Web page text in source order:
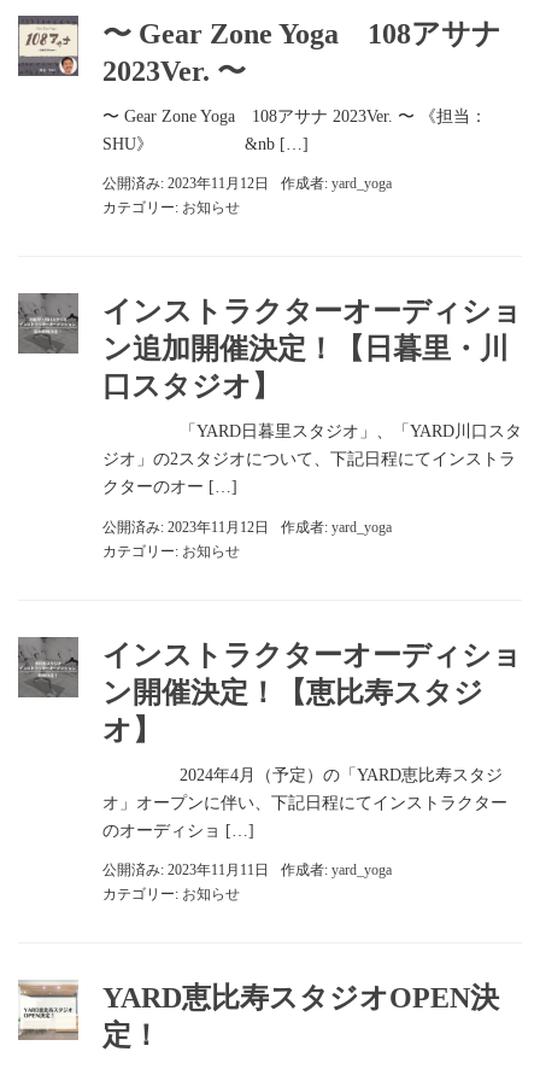
〜 Gear Zone Yoga 108アサナ
2023Ver. 〜
〜 Gear Zone Yoga 108アサナ 2023Ver. 〜 《担当：
SHU》 &nb […]
公開済み: 2023年11月12日 作成者: yard_yoga
カテゴリー: お知らせ
インストラクターオーディショ
ン追加開催決定！【日暮里・川
口スタジオ】
「YARD日暮里スタジオ」、「YARD川口スタ
ジオ」の2スタジオについて、下記日程にてインストラ
クターのオー […]
公開済み: 2023年11月12日 作成者: yard_yoga
カテゴリー: お知らせ
インストラクターオーディショ
ン開催決定！【恵比寿スタジ
オ】
2024年4月（予定）の「YARD恵比寿スタジ
オ」オープンに伴い、下記日程にてインストラクター
のオーディショ […]
公開済み: 2023年11月11日 作成者: yard_yoga
カテゴリー: お知らせ
YARD恵比寿スタジオOPEN決
定！